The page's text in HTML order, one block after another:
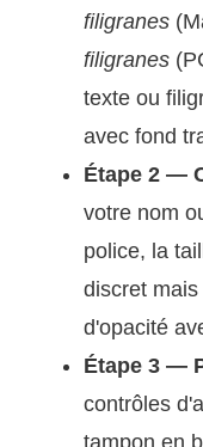
filigranes
filigranes
texte ou
avec fond
Étape 2 —
votre nom
police, la
discret
d'opacité
Étape 3 —
contrôles